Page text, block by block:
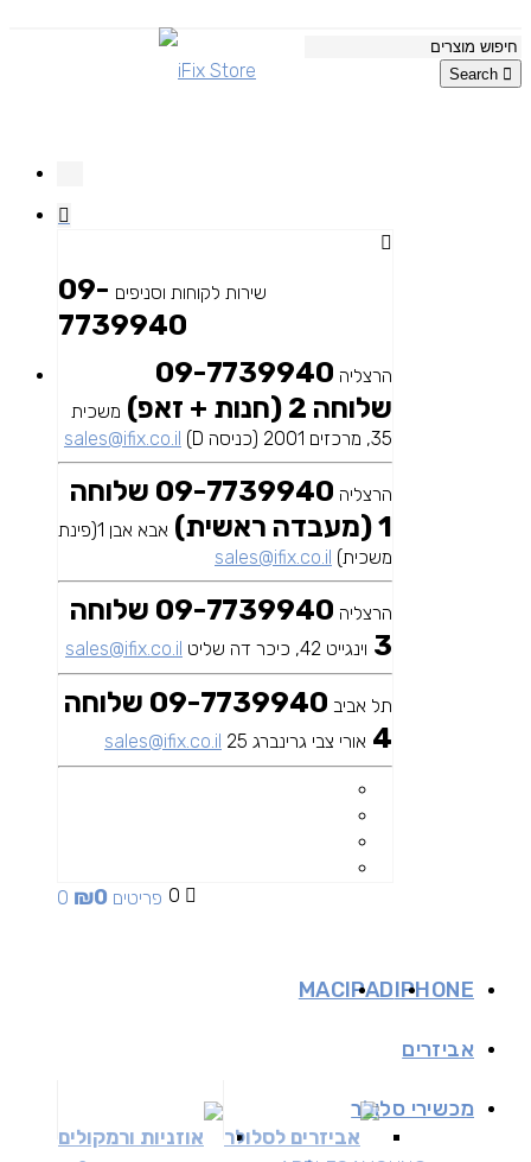
Search
שירות לקוחות וסניפים 09-
7739940
הרצליה 09-7739940
שלוחה 2 (חנות + זאפ)
משכית
35, מרכזים 2001 (כניסה D)
sales@ifix.co.il
הרצליה
09-7739940 שלוחה
1 (מעבדה ראשית)
אבא אבן 1(פינת
משכית) sales@ifix.co.il
הרצליה
09-7739940 שלוחה
3 וינגייט 42, כיכר דה שליט sales@ifix.co.il
תל אביב
09-7739940 שלוחה
4 אורי צבי גרינברג 25 sales@ifix.co.il
0 0 פריטים ₪0
IPHONE
IPAD
MAC
אביזרים
אביזרים לסלולר אוזניות ורמקולים
מכשירי סלולר